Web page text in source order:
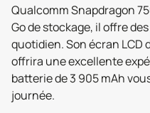
Qualcomm Snapdragon
Go de stockage, il offre
quotidien. Son écran LCD
offrira une excellente
batterie de 3 905 mAh
journée.